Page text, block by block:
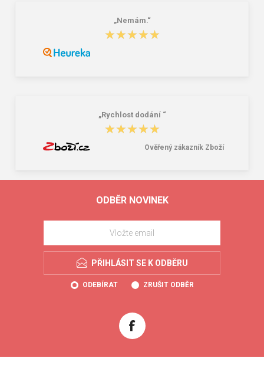
„Nemám.“
★★★★★
★★★★★
„Rychlost dodání “
★★★★★
★★★★★
Ověřený zákazník Zboží
ODBĚR NOVINEK
PŘIHLÁSIT SE K ODBĚRU
ODEBÍRAT ZRUŠIT ODBĚR